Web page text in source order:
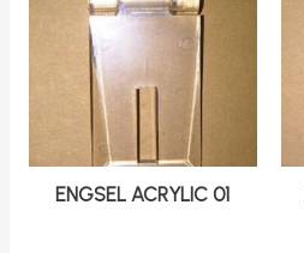
ENGSEL ACRYLIC 01